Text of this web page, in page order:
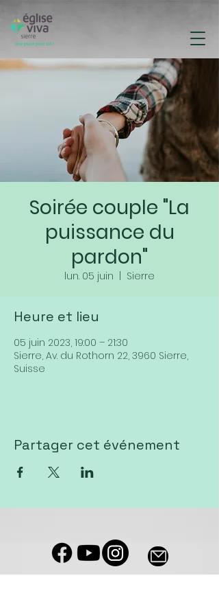
Soirée couple "La
puissance du
pardon"
lun. 05 juin Sierre
Heure et lieu
05 juin 2023, 19:00 – 21:30
Sierre, Av. du Rothorn 22, 3960 Sierre,
Suisse
Partager cet événement